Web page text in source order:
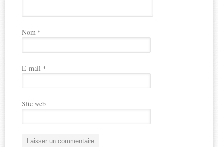
Nom *
E-mail *
Site web